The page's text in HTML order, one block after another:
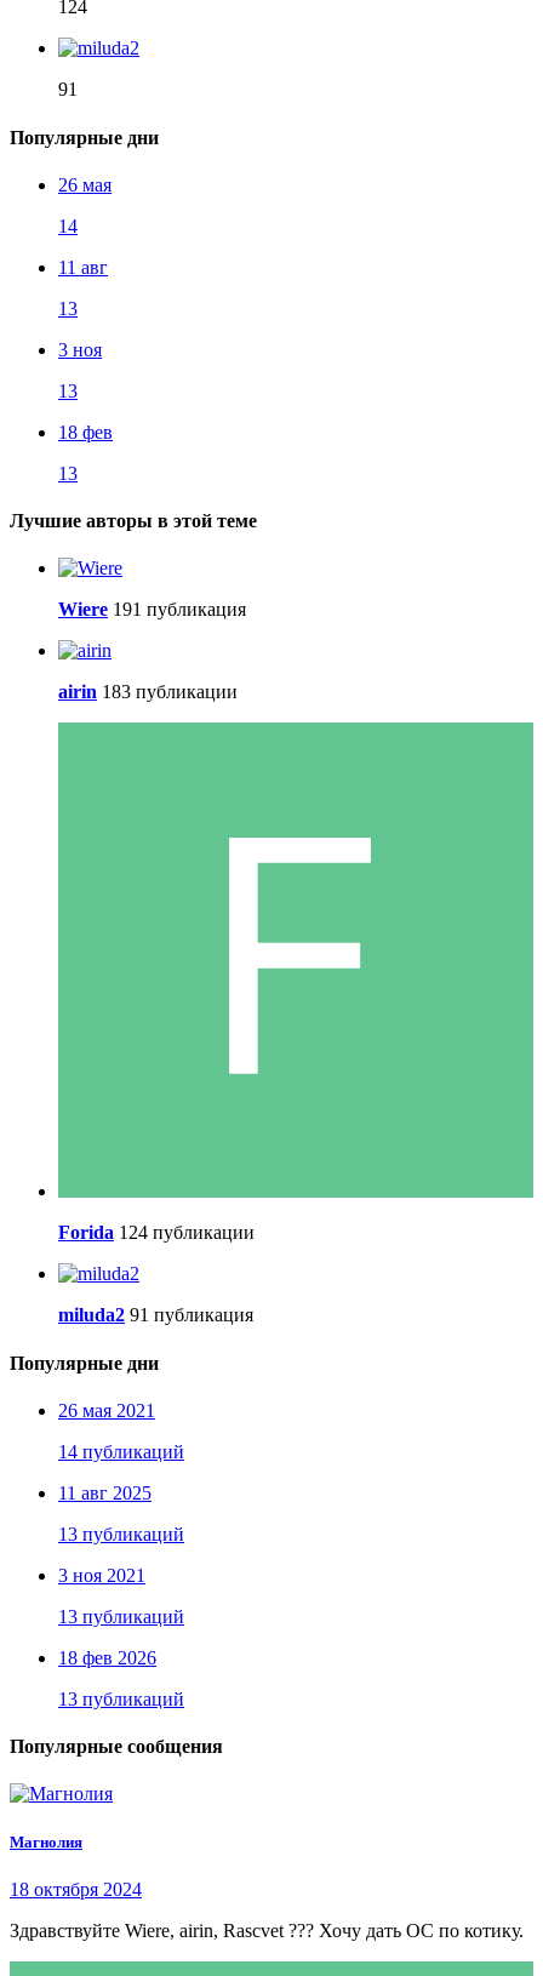
124
91
Популярные дни
26 мая
14
11 авг
13
3 ноя
13
18 фев
13
Лучшие авторы в этой теме
Wiere 191 публикация
airin 183 публикации
Forida 124 публикации
miluda2 91 публикация
Популярные дни
26 мая 2021
14 публикаций
11 авг 2025
13 публикаций
3 ноя 2021
13 публикаций
18 фев 2026
13 публикаций
Популярные сообщения
Магнолия
18 октября 2024
Здравствуйте Wiere, airin, Rascvet ??? Хочу дать ОС по котику.